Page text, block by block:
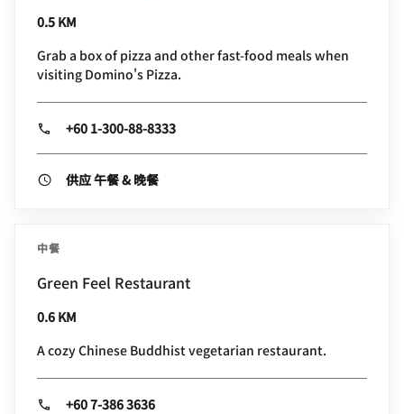
0.5 KM
Grab a box of pizza and other fast-food meals when
visiting Domino's Pizza.
+60 1-300-88-8333
供应 午餐 & 晚餐
中餐
Green Feel Restaurant
0.6 KM
A cozy Chinese Buddhist vegetarian restaurant.
+60 7-386 3636